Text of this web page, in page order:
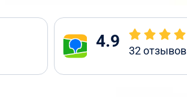
4.9 32отзывов